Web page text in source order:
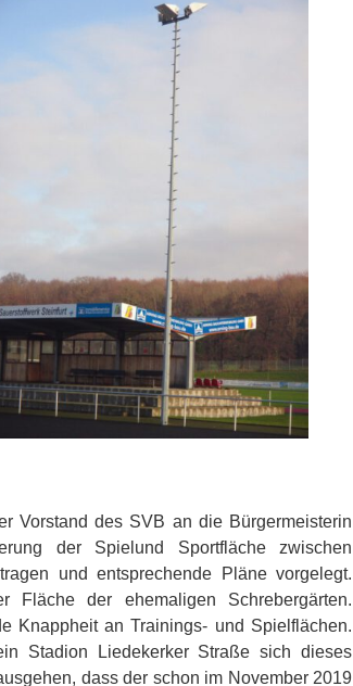
Vorstand des SVB an die Bürgermeisterin
der Spielund Sportfläche zwischen
und entsprechende Pläne vorgelegt.
der ehemaligen Schrebergärten.
Knappheit an Trainings- und Spielflächen.
Stadion Liedekerker Straße sich dieses
dass der schon im November 2019